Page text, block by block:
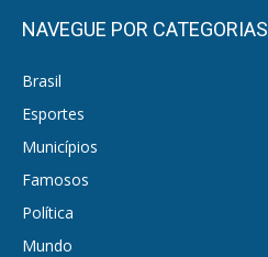
NAVEGUE POR CATEGORIAS
Brasil
Esportes
Municípios
Famosos
Política
Mundo